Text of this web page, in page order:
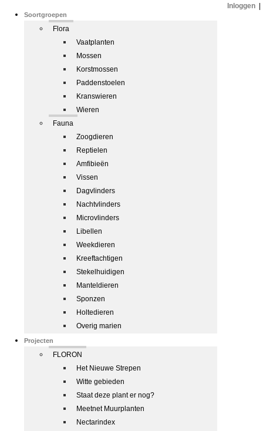
Soortgroepen
Flora
Vaatplanten
Mossen
Korstmossen
Paddenstoelen
Kranswieren
Wieren
Fauna
Zoogdieren
Reptielen
Amfibieën
Vissen
Dagvlinders
Nachtvlinders
Microvlinders
Libellen
Weekdieren
Kreeftachtigen
Stekelhuidigen
Manteldieren
Sponzen
Holtedieren
Overig marien
Projecten
FLORON
Het Nieuwe Strepen
Witte gebieden
Staat deze plant er nog?
Meetnet Muurplanten
Nectarindex
Inloggen